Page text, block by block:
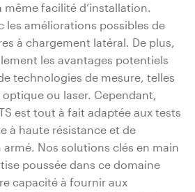
même facilité d’installation.
les améliorations possibles de
à chargement latéral. De plus,
les avantages potentiels
technologies de mesure, telles
optique ou laser. Cependant,
est tout à fait adaptée aux tests
à haute résistance et de
Nos solutions clés en main
poussée dans ce domaine
capacité à fournir aux